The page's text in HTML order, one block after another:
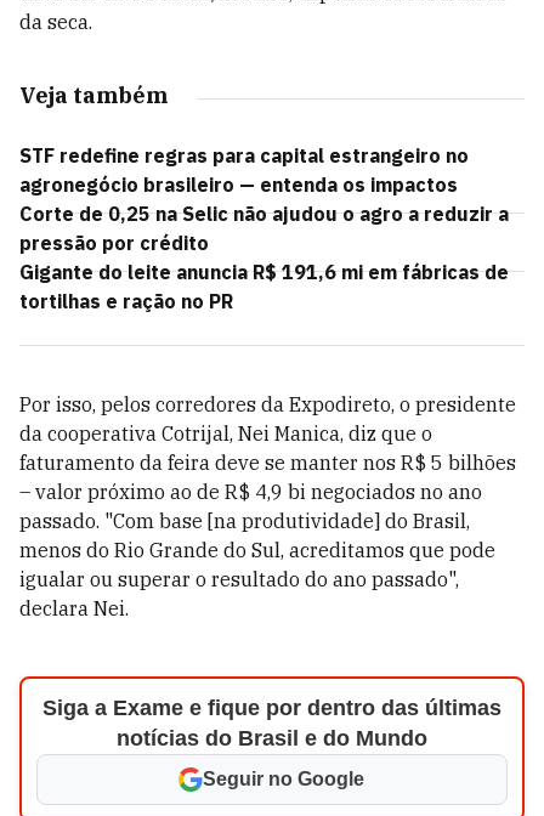
da seca.
Veja também
STF redefine regras para capital estrangeiro no
agronegócio brasileiro — entenda os impactos
Corte de 0,25 na Selic não ajudou o agro a reduzir a
pressão por crédito
Gigante do leite anuncia R$ 191,6 mi em fábricas de
tortilhas e ração no PR
Por isso, pelos corredores da Expodireto, o presidente
da cooperativa Cotrijal, Nei Manica, diz que o
faturamento da feira deve se manter nos R$ 5 bilhões
– valor próximo ao de R$ 4,9 bi negociados no ano
passado. "Com base [na produtividade] do Brasil,
menos do Rio Grande do Sul, acreditamos que pode
igualar ou superar o resultado do ano passado",
declara Nei.
Siga a Exame e fique por dentro das últimas
notícias do Brasil e do Mundo
Seguir no Google